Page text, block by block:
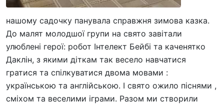
нашому садочку панувала справжня зимова казка.
До малят молодшої групи на свято завітали
улюблені герої: робот Інтелект Бейбі та каченятко
Даклін, з якими діткам так весело навчатися
гратися та спілкуватися двома мовами :
українською та англійською. І свято ожило піснями ,
сміхом та веселими іграми. Разом ми створили